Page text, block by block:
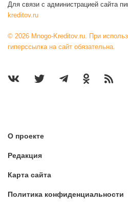
Для связи с администрацией сайта
kreditov.ru
© 2026 Mnogo-Kreditov.ru. При
гиперссылка на сайт обязательна.
О проекте
Редакция
Карта сайта
Политика конфиденциальности